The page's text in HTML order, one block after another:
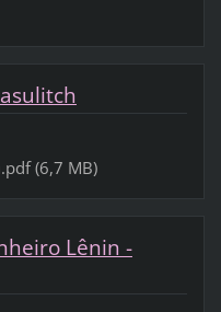
(6,7 MB)
Lênin -